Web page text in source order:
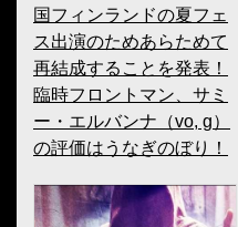
国フィンランドの夏フェ
ス出演のためあらためて
再結成することを発表！
臨時フロントマン、サミ
ー・エルバンナ（vo, g）
の評価はうなぎのぼり！